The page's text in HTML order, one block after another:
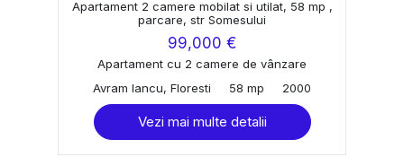
Apartament 2 camere mobilat si utilat, 58 mp ,
parcare, str Somesului
99,000 €
Apartament cu 2 camere de vânzare
Avram Iancu, Floresti
58 mp 2000
Vezi mai multe detalii